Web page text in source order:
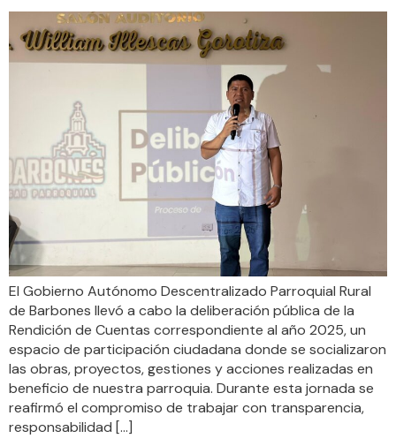
El Gobierno Autónomo Descentralizado Parroquial Rural
de Barbones llevó a cabo la deliberación pública de la
Rendición de Cuentas correspondiente al año 2025, un
espacio de participación ciudadana donde se socializaron
las obras, proyectos, gestiones y acciones realizadas en
beneficio de nuestra parroquia. Durante esta jornada se
reafirmó el compromiso de trabajar con transparencia,
responsabilidad […]